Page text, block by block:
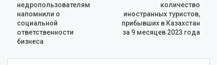
недропользователям
напомнили о
социальной
ответственности
бизнеса
количество
иностранных туристов,
прибывших в Казахстан
за 9 месяцев 2023 года